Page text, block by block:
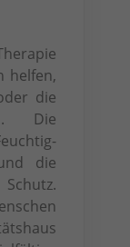
helfen,
die
Die
die